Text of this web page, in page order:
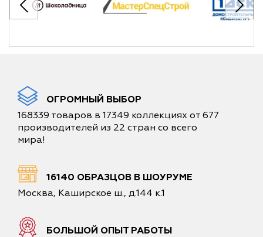
ОГРОМНЫЙ ВЫБОР
168339 товаров в 17349 коллекциях от 677
производителей из 22 стран со всего
мира!
16140 ОБРАЗЦОВ В ШОУРУМЕ
Москва, Каширское ш., д.144 к.1
БОЛЬШОЙ ОПЫТ РАБОТЫ